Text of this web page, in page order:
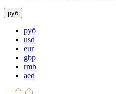
руб
руб
usd
eur
gbp
rmb
aed